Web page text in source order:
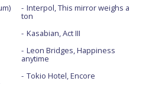
Interpol, This mirror weighs a
ton
Kasabian, Act III
Leon Bridges, Happiness
anytime
Tokio Hotel, Encore